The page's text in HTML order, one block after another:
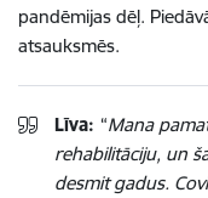
pandēmijas dēļ.
atsauksmēs.
Līva: “Mana
rehabilitāciju, un
desmit gadus.